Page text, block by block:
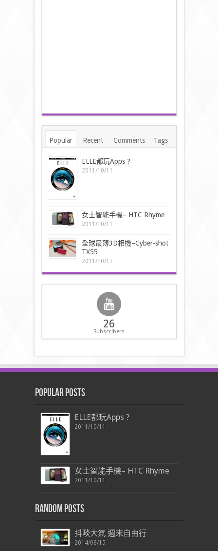
Popular Recent Comments Tags
ELLE都玩Apps ?
2011/10/11
女士智能手機– HTC Rhyme
2011/10/11
全球最薄3D相機–Cyber-shot
TX55
2011/10/17
26
Subscribers
Popular Posts
ELLE都玩Apps ?
2011/10/11
女士智能手機– HTC Rhyme
2011/10/11
Random Posts
抖啖大氣 週末自由行
2014/08/15